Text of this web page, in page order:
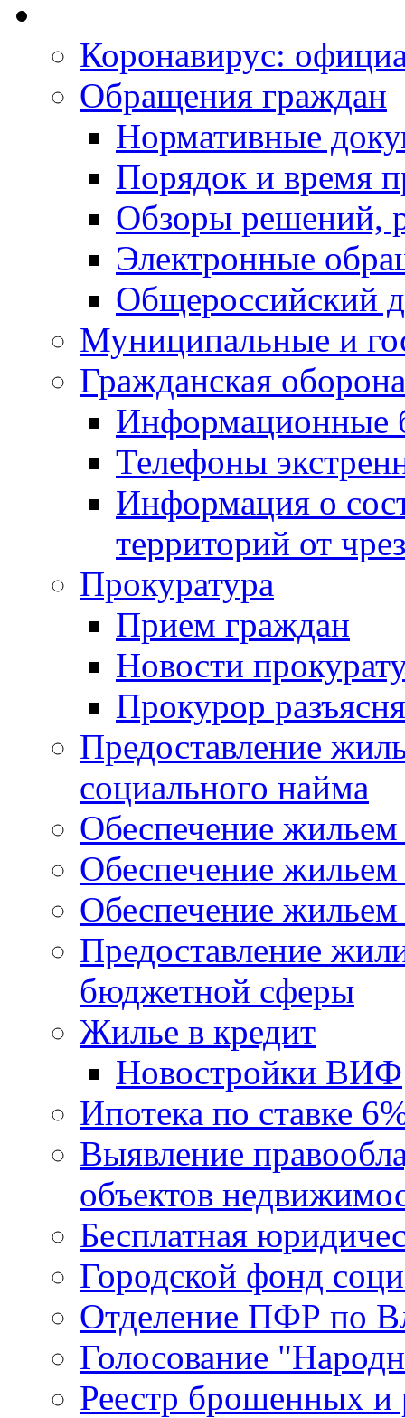
Коронавирус:
Обращения граждан
Нормативные
Порядок и время
Обзоры решений,
Электронные
Общероссийский
Муниципальные и
Гражданская
Информационные
Телефоны
Информация о
территорий от
Прокуратура
Прием граждан
Новости
Прокурор
Предоставление
социального найма
Обеспечение
Обеспечение
Обеспечение жильем
Предоставление
бюджетной сферы
Жилье в кредит
Новостройки ВИФ
Ипотека по ставке
Выявление
объектов
Бесплатная
Городской фонд
Отделение ПФР по
Голосование
Реестр брошенных и